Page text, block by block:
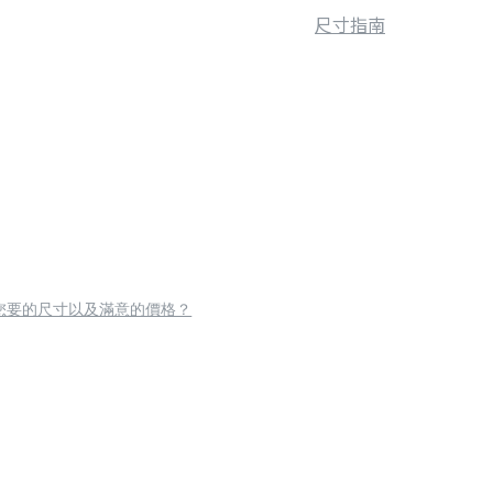
尺寸指南
要的尺寸以及滿意的價格？